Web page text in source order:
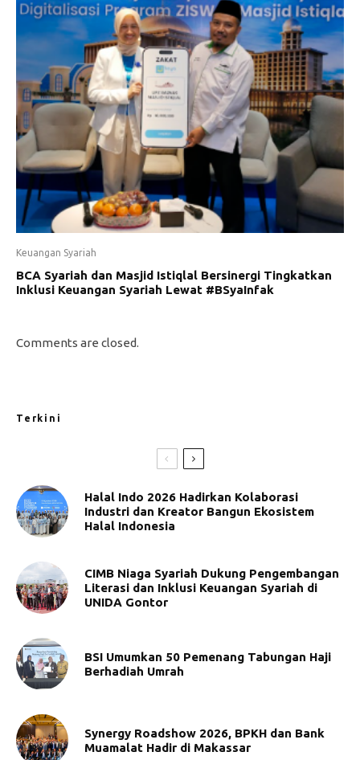
Keuangan Syariah
BCA Syariah dan Masjid Istiqlal Bersinergi Tingkatkan
Inklusi Keuangan Syariah Lewat #BSyaInfak
Comments are closed.
Terkini
Halal Indo 2026 Hadirkan Kolaborasi
Industri dan Kreator Bangun Ekosistem
Halal Indonesia
CIMB Niaga Syariah Dukung Pengembangan
Literasi dan Inklusi Keuangan Syariah di
UNIDA Gontor
BSI Umumkan 50 Pemenang Tabungan Haji
Berhadiah Umrah
Synergy Roadshow 2026, BPKH dan Bank
Muamalat Hadir di Makassar